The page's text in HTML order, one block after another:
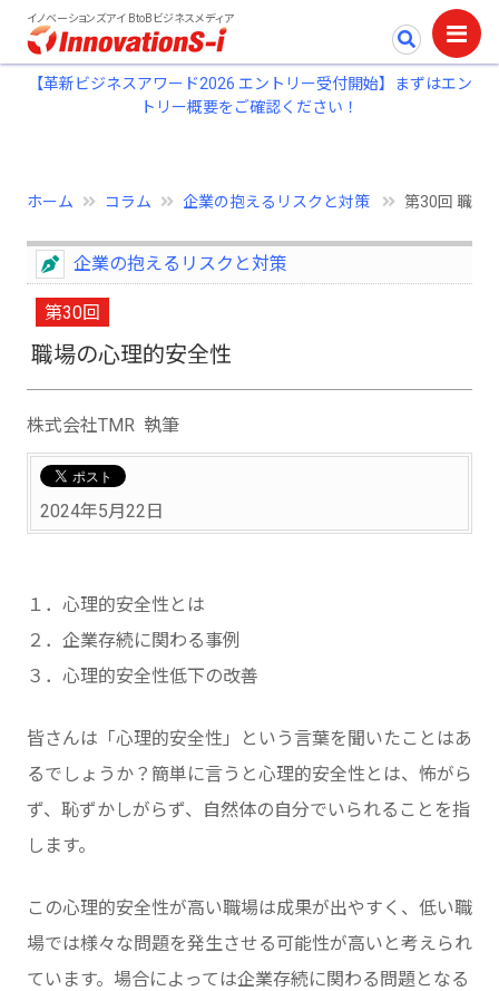
イノベーションズアイ BtoBビジネスメディア
【革新ビジネスアワード2026 エントリー受付開始】まずはエン
トリー概要をご確認ください！
ホーム コラム 企業の抱えるリスクと対策 第30回 職場
企業の抱えるリスクと対策
第30回
職場の心理的安全性
株式会社TMR 執筆
2024年5月22日
１．心理的安全性とは
２．企業存続に関わる事例
３．心理的安全性低下の改善
皆さんは「心理的安全性」という言葉を聞いたことはあ
るでしょうか？簡単に言うと心理的安全性とは、怖がら
ず、恥ずかしがらず、自然体の自分でいられることを指
します。
この心理的安全性が高い職場は成果が出やすく、低い職
場では様々な問題を発生させる可能性が高いと考えられ
ています。場合によっては企業存続に関わる問題となる